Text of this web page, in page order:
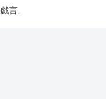
言.